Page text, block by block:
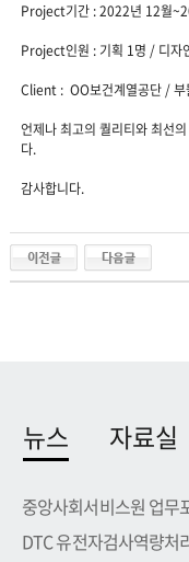
Project기간 : 2022년 12월
Project인원 : 기획 1명 / 디자
Client : OO보건계열공단 / 부
언제나 최고의 퀄리티와 최선
다.
감사합니다.
뉴스 자료실